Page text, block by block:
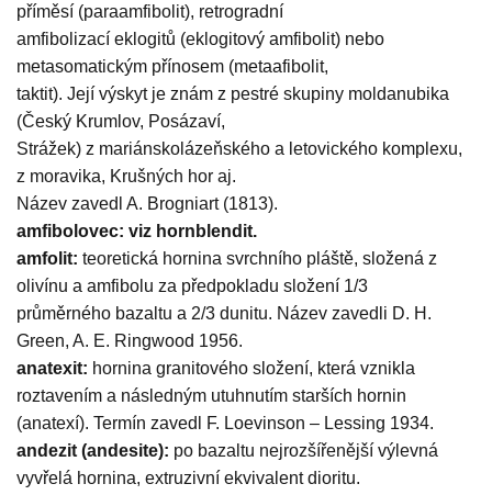
příměsí (paraamfibolit), retrogradní
amfibolizací eklogitů (eklogitový amfibolit) nebo
metasomatickým přínosem (metaafibolit,
taktit). Její výskyt je znám z pestré skupiny moldanubika
(Český Krumlov, Posázaví,
Strážek) z mariánskolázeňského a letovického komplexu,
z moravika, Krušných hor aj.
Název zavedl A. Brogniart (1813).
amfibolovec: viz hornblendit.
amfolit: teoretická hornina svrchního pláště, složená z
olivínu a amfibolu za předpokladu složení 1/3
průměrného bazaltu a 2/3 dunitu. Název zavedli D. H.
Green, A. E. Ringwood 1956.
anatexit: hornina granitového složení, která vznikla
roztavením a následným utuhnutím starších hornin
(anatexí). Termín zavedl F. Loevinson – Lessing 1934.
andezit (andesite): po bazaltu nejrozšířenější výlevná
vyvřelá hornina, extruzivní ekvivalent dioritu.